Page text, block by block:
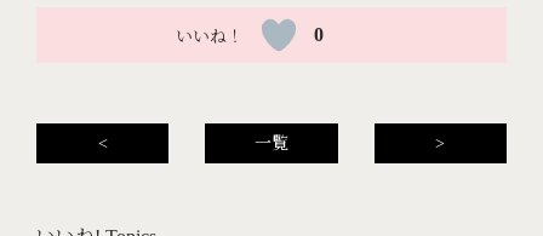
0
< 一覧 >